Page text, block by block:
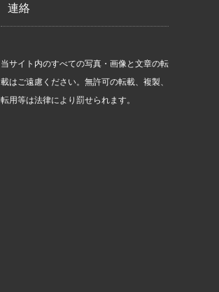
連絡
当サイト内のすべての写真・画像と文章の転
載はご遠慮ください。無許可の転載、複製、
転用等は法律により罰せられます。